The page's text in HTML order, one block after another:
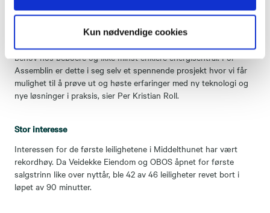
Kun nødvendige cookies
- Fordelene med dette systemet, sammenlignet med et
tradisjonelt vannbårent varmesystem, er blant annet færre
rørføringer og mindre varmetap, enklere avregning av
varmeforbruket i hver leilighet, mer fleksibilitet i forhold til ulike
behov hos beboere og ikke minst enklere energisentral. For
Assemblin er dette i seg selv et spennende prosjekt hvor vi får
mulighet til å prøve ut og høste erfaringer med ny teknologi og
nye løsninger i praksis, sier Per Kristian Roll.
Stor interesse
Interessen for de første leilighetene i Middelthunet har vært
rekordhøy. Da Veidekke Eiendom og OBOS åpnet for første
salgstrinn like over nyttår, ble 42 av 46 leiligheter revet bort i
løpet av 90 minutter.